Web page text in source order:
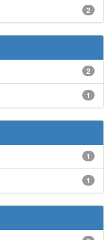
2
2
1
1
1